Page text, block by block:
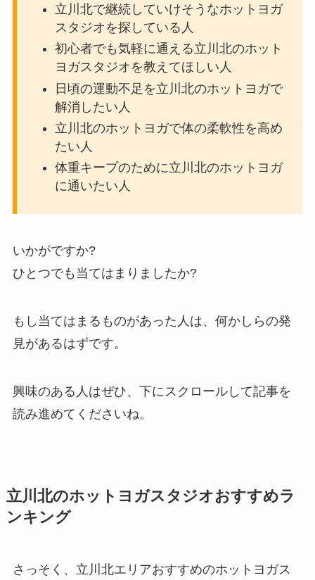
立川北で継続していけそうなホットヨガ
スタジオを探している人
初心者でも気軽に通える立川北のホット
ヨガスタジオを教えてほしい人
日頃の運動不足を立川北のホットヨガで
解消したい人
立川北のホットヨガで体の柔軟性を高め
たい人
体重キープのために立川北のホットヨガ
に通いたい人
いかがですか?
ひとつでも当てはまりましたか?
もし当てはまるものがあった人は、何かしらの発
見があるはずです。
興味のある人はぜひ、下にスクロールして記事を
読み進めてくださいね。
立川北のホットヨガスタジオおすすめラ
ンキング
さっそく、立川北エリアおすすめのホットヨガス